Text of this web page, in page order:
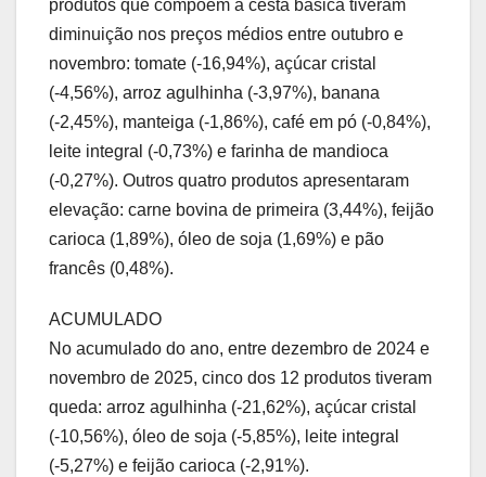
produtos que compõem a cesta básica tiveram
diminuição nos preços médios entre outubro e
novembro: tomate (-16,94%), açúcar cristal
(-4,56%), arroz agulhinha (-3,97%), banana
(-2,45%), manteiga (-1,86%), café em pó (-0,84%),
leite integral (-0,73%) e farinha de mandioca
(-0,27%). Outros quatro produtos apresentaram
elevação: carne bovina de primeira (3,44%), feijão
carioca (1,89%), óleo de soja (1,69%) e pão
francês (0,48%).
ACUMULADO
No acumulado do ano, entre dezembro de 2024 e
novembro de 2025, cinco dos 12 produtos tiveram
queda: arroz agulhinha (-21,62%), açúcar cristal
(-10,56%), óleo de soja (-5,85%), leite integral
(-5,27%) e feijão carioca (-2,91%).